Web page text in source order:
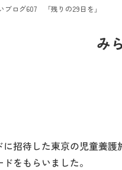
ブログ607 「残りの29日を」
み
招待した東京の児童養護
をもらいました。